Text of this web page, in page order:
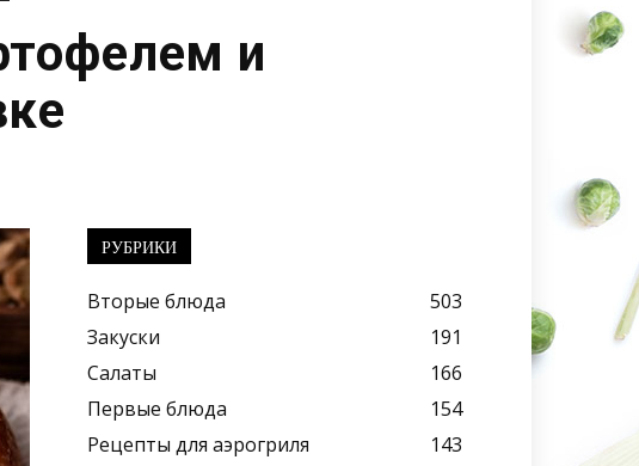
и
РУБРИКИ
Вторые блюда
503
Закуски
191
Салаты
166
Первые блюда
154
Рецепты для аэрогриля
143